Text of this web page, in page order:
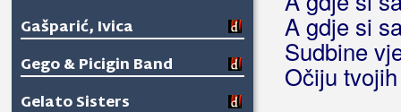
Gašparić, Ivica
Gego & Picigin Band
Gelato Sisters
A gdje si
Sudbine
Očiju